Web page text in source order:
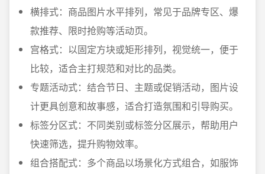
横排式：商品图片水平排列，常见于品牌专区、爆
款推荐、限时抢购等活动页。
宫格式：以固定方块或矩形排列，视觉统一，便于
比较，适合主打规范和对比的品类。
专题活动式：结合节日、主题或促销活动，图片设
计更具创意和故事感，适合打造氛围和引导购买。
标签分区式：不同类别或标签分区展示，帮助用户
快速筛选，提升购物效率。
组合搭配式：多个商品以场景化方式组合，如服饰